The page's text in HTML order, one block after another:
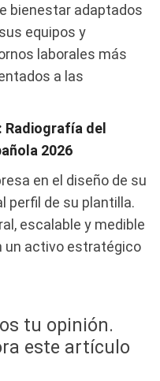
bienestar adaptados
equipos y
laborales más
a las
Radiografía del
2026
en el diseño de su
perfil de su plantilla.
escalable y medible
un activo estratégico
tu opinión.
este artículo